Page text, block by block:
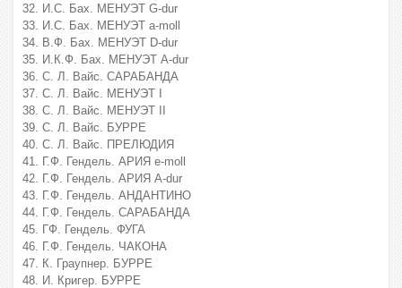
32. И.С. Бах. МЕНУЭТ G-dur
33. И.С. Бах. МЕНУЭТ a-moll
34. В.Ф. Бах. МЕНУЭТ D-dur
35. И.К.Ф. Бах. МЕНУЭТ A-dur
36. С. Л. Вайс. САРАБАНДА
37. С. Л. Вайс. МЕНУЭТ I
38. С. Л. Вайс. МЕНУЭТ II
39. С. Л. Вайс. БУРРЕ
40. С. Л. Вайс. ПРЕЛЮДИЯ
41. Г.Ф. Гендель. АРИЯ е-moll
42. Г.Ф. Гендель. АРИЯ А-dur
43. Г.Ф. Гендель. АНДАНТИНО
44. Г.Ф. Гендель. САРАБАНДА
45. ГФ. Гендель. ФУГА
46. Г.Ф. Гендель. ЧАКОНА
47. К. Граупнер. БУРРЕ
48. И. Кригер. БУРРЕ